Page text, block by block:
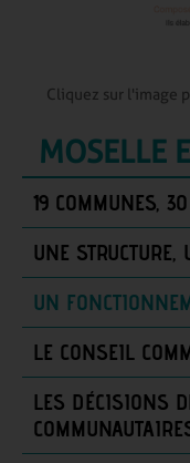
Cliquez sur l'image
MOSELLE
19 COMMUNES,
UNE STRUCTURE,
UN
LE CONSEIL
LES DÉCISIONS